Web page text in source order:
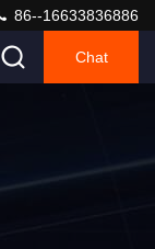
86--16633836886
Chat